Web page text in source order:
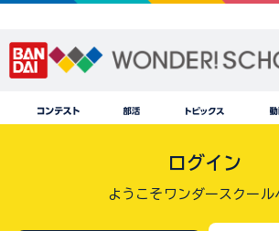
ログイン
ようこそワンダースクール